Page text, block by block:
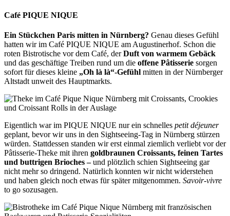
Café PIQUE NIQUE
Ein Stückchen Paris mitten in Nürnberg? Genau dieses Gefühl
hatten wir im Café PIQUE NIQUE am Augustinerhof. Schon die
roten Bistrotische vor dem Café, derDuft von warmem Gebäck
und das geschäftige Treiben rund um die offene Pâtisserie sorgen
sofort für dieses kleine „Oh là là“-Gefühl mitten in der Nürnberger
Altstadt unweit des Hauptmarkts.
Eigentlich war im PIQUE NIQUE nur ein schnelles petit déjeuner
geplant, bevor wir uns in den Sightseeing-Tag in Nürnberg stürzen
würden. Stattdessen standen wir erst einmal ziemlich verliebt vor der
Pâtisserie-Theke mit ihren goldbraunen Croissants, feinen Tartes
und buttrigen Brioches –und plötzlich schien Sightseeing gar
nicht mehr so dringend. Natürlich konnten wir nicht widerstehen
und haben gleich noch etwas für später mitgenommen. Savoir-vivre
to go sozusagen.